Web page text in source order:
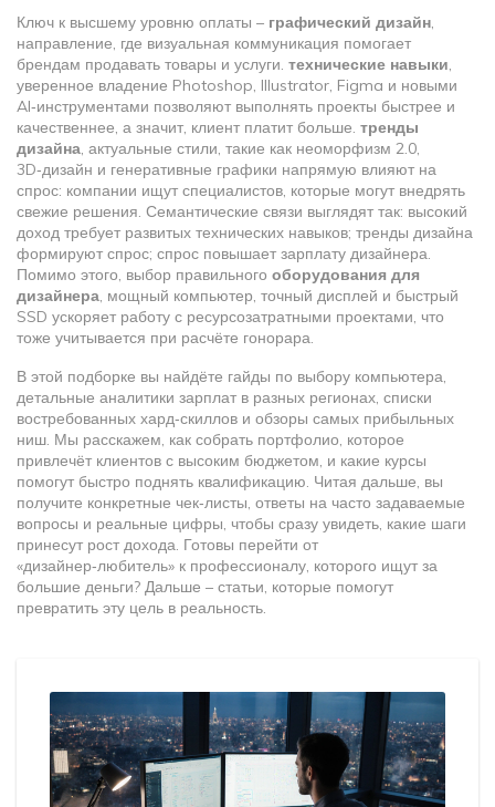
Ключ к высшему уровню оплаты – графический дизайн,
направление, где визуальная коммуникация помогает
брендам продавать товары и услуги. технические навыки,
уверенное владение Photoshop, Illustrator, Figma и новыми
AI‑инструментами позволяют выполнять проекты быстрее и
качественнее, а значит, клиент платит больше. тренды
дизайна, актуальные стили, такие как неоморфизм 2.0,
3D‑дизайн и генеративные графики напрямую влияют на
спрос: компании ищут специалистов, которые могут внедрять
свежие решения. Семантические связи выглядят так: высокий
доход требует развитых технических навыков; тренды дизайна
формируют спрос; спрос повышает зарплату дизайнера.
Помимо этого, выбор правильного оборудования для
дизайнера, мощный компьютер, точный дисплей и быстрый
SSD ускоряет работу с ресурсозатратными проектами, что
тоже учитывается при расчёте гонорара.
В этой подборке вы найдёте гайды по выбору компьютера,
детальные аналитики зарплат в разных регионах, списки
востребованных хард‑скиллов и обзоры самых прибыльных
ниш. Мы расскажем, как собрать портфолио, которое
привлечёт клиентов с высоким бюджетом, и какие курсы
помогут быстро поднять квалификацию. Читая дальше, вы
получите конкретные чек‑листы, ответы на часто задаваемые
вопросы и реальные цифры, чтобы сразу увидеть, какие шаги
принесут рост дохода. Готовы перейти от
«дизайнер‑любитель» к профессионалу, которого ищут за
большие деньги? Дальше – статьи, которые помогут
превратить эту цель в реальность.